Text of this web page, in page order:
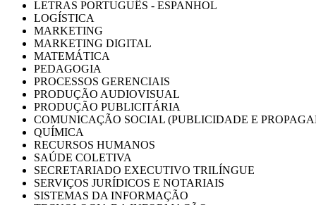
LETRAS PORTUGUÊS - ESPANHOL
LOGÍSTICA
MARKETING
MARKETING DIGITAL
MATEMÁTICA
PEDAGOGIA
PROCESSOS GERENCIAIS
PRODUÇÃO AUDIOVISUAL
PRODUÇÃO PUBLICITÁRIA
COMUNICAÇÃO SOCIAL (PUBLICIDADE E
QUÍMICA
RECURSOS HUMANOS
SAÚDE COLETIVA
SECRETARIADO EXECUTIVO TRILÍNGUE
SERVIÇOS JURÍDICOS E NOTARIAIS
SISTEMAS DA INFORMAÇÃO